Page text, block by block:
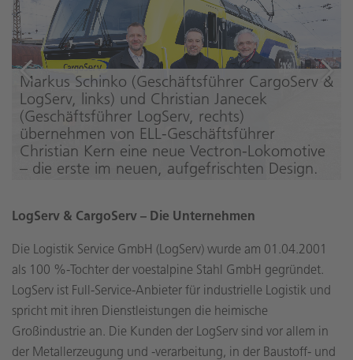
Markus Schinko (Geschäftsführer CargoServ &
LogServ, links) und Christian Janecek
(Geschäftsführer LogServ, rechts)
übernehmen von ELL-Geschäftsführer
Christian Kern eine neue Vectron-Lokomotive
– die erste im neuen, aufgefrischten Design.
LogServ & CargoServ – Die Unternehmen
Die Logistik Service GmbH (LogServ) wurde am 01.04.2001
als 100 %-Tochter der voestalpine Stahl GmbH gegründet.
LogServ ist Full-Service-Anbieter für industrielle Logistik und
spricht mit ihren Dienstleistungen die heimische
Großindustrie an. Die Kunden der LogServ sind vor allem in
der Metallerzeugung und -verarbeitung, in der Baustoff- und